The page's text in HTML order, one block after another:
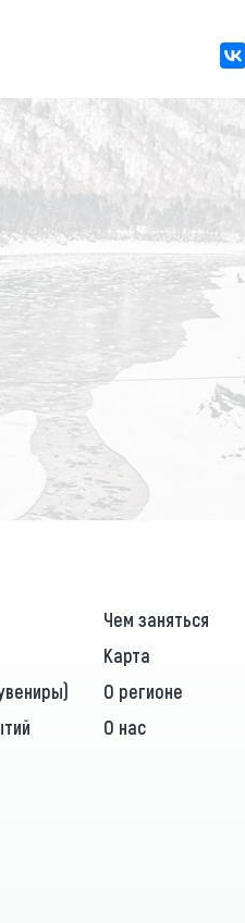
Чем заняться
Карта
О регионе
О нас